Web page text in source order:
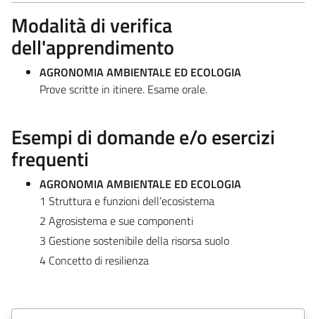
Modalità di verifica
dell'apprendimento
AGRONOMIA AMBIENTALE ED ECOLOGIA
Prove scritte in itinere. Esame orale.
Esempi di domande e/o esercizi
frequenti
AGRONOMIA AMBIENTALE ED ECOLOGIA
1 Struttura e funzioni dell’ecosistema
2 Agrosistema e sue componenti
3 Gestione sostenibile della risorsa suolo
4 Concetto di resilienza